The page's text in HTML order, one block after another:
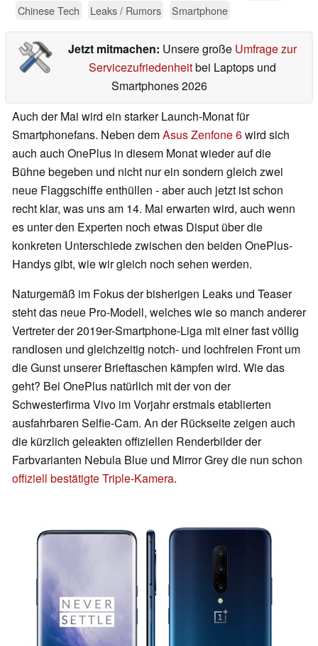
Chinese Tech
Leaks / Rumors Smartphone
Jetzt mitmachen: Unsere große Umfrage zur
Servicezufriedenheitbei Laptops und
Smartphones 2026
Auch der Mai wird ein starker Launch-Monat für
Smartphonefans. Neben demAsus Zenfone 6wird sich
auch auch OnePlus in diesem Monat wieder auf die
Bühne begeben und nicht nur ein sondern gleich zwei
neue Flaggschiffe enthüllen - aber auch jetzt ist schon
recht klar, was uns am 14. Mai erwarten wird, auch wenn
es unter den Experten noch etwas Disput über die
konkreten Unterschiede zwischen den beiden OnePlus-
Handys gibt, wie wir gleich noch sehen werden.
Naturgemäß im Fokus der bisherigen Leaks und Teaser
steht das neue Pro-Modell, welches wie so manch anderer
Vertreter der 2019er-Smartphone-Liga mit einer fast völlig
randlosen und gleichzeitig notch- und lochfreien Front um
die Gunst unserer Brieftaschen kämpfen wird. Wie das
geht? Bei OnePlus natürlich mit der von der
Schwesterfirma Vivo im Vorjahr erstmals etablierten
ausfahrbaren Selfie-Cam. An der Rückseite zeigen auch
die kürzlich geleakten offiziellen Renderbilder der
Farbvarianten Nebula Blue und Mirror Grey die nun schon
offiziell bestätigte Triple-Kamera.